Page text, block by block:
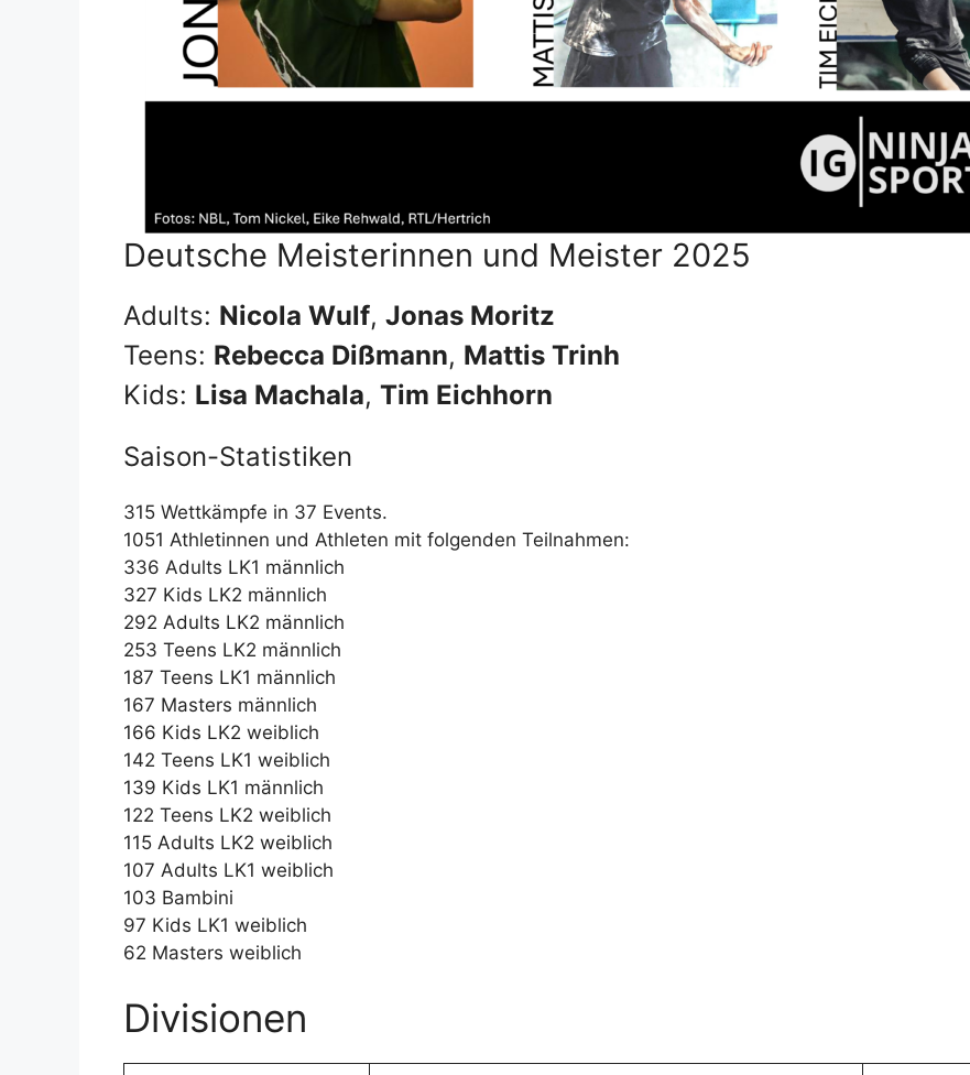
Deutsche Meisterinnen und Meister 2025
Adults: Nicola Wulf, Jonas Moritz
Teens: Rebecca Dißmann, Mattis Trinh
Kids: Lisa Machala, Tim Eichhorn
Saison-Statistiken
315 Wettkämpfe in 37 Events.
1051 Athletinnen und Athleten mit folgenden Teilnahmen:
336 Adults LK1 männlich
327 Kids LK2 männlich
292 Adults LK2 männlich
253 Teens LK2 männlich
187 Teens LK1 männlich
167 Masters männlich
166 Kids LK2 weiblich
142 Teens LK1 weiblich
139 Kids LK1 männlich
122 Teens LK2 weiblich
115 Adults LK2 weiblich
107 Adults LK1 weiblich
103 Bambini
97 Kids LK1 weiblich
62 Masters weiblich
Divisionen